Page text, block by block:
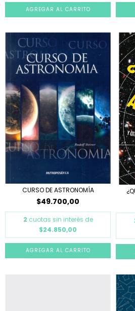
CURSO DE ASTRONOMÍA
$49.700,00
2 cuotas sin interés de
$24.850,00